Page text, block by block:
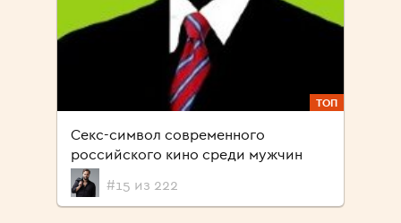
ТОП
Секс-символ современного
российского кино среди мужчин
#15 из 222